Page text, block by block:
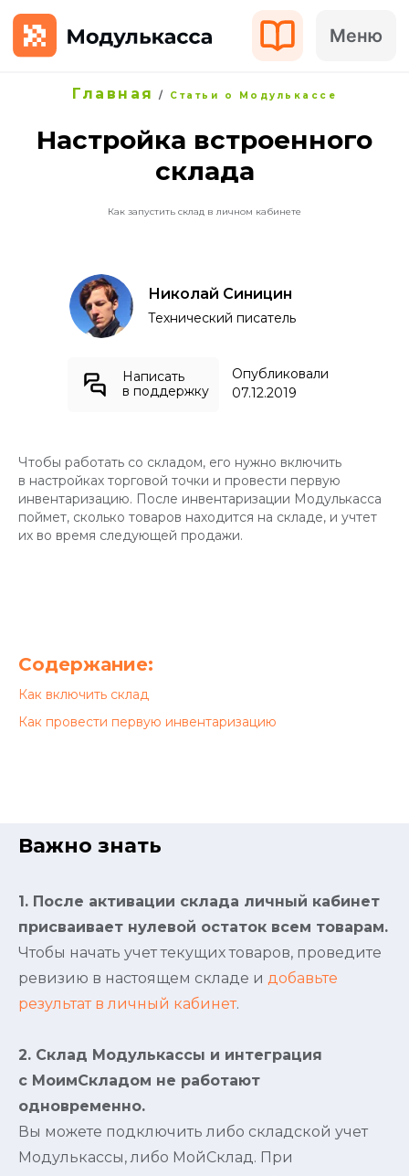
Меню
Главная / Статьи о Модулькассе
Настройка встроенного
склада
Как запустить склад в личном кабинете
Написать
в поддержку
Николай Синицин
Технический писатель
Опубликовали
07.12.2019
Чтобы работать со складом, его нужно включить
в настройках торговой точки и провести первую
инвентаризацию. После инвентаризации Модулькасса
поймет, сколько товаров находится на складе, и учтет
их во время следующей продажи.
Содержание:
Как включить склад
Как провести первую инвентаризацию
Важно знать
1. После активации склада личный кабинет
присваивает нулевой остаток всем товарам.
Чтобы начать учет текущих товаров, проведите
ревизию в настоящем складе и добавьте
результат в личный кабинет.
2. Склад Модулькассы и интеграция
с МоимСкладом не работают
одновременно.
Вы можете подключить либо складской учет
Модулькассы, либо МойСклад. При